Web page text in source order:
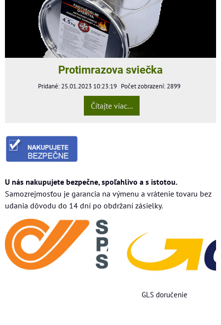
Protimrazova sviečka
Pridané: 25.01.2023 10:23:19 Počet zobrazení: 2899
Čítajte viac...
U nás nakupujete bezpečne, spoľahlivo a s istotou.
Samozrejmosťou je garancia na výmenu a vrátenie tovaru bez
udania dôvodu do 14 dní po obdržaní zásielky.
GLS doručenie